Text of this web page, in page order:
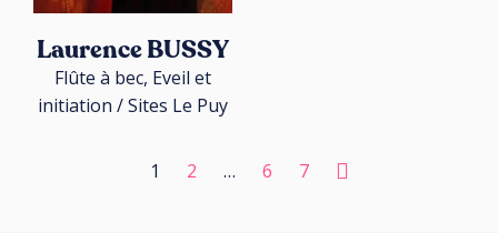
Laurence BUSSY
Flûte à bec, Eveil et
initiation / Sites Le Puy
1 2 … 6 7